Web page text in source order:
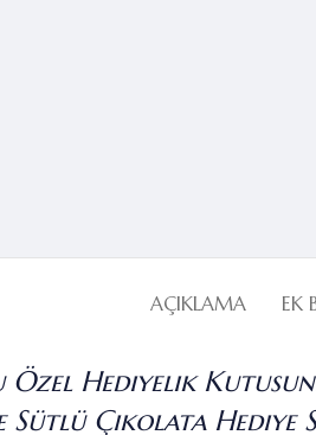
AÇIKLAMA EK
Özel Hediyelik
Sütlü Çikolata Hediye